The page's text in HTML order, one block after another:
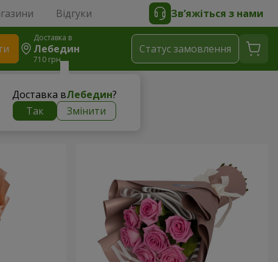
Відгуки Зв’яжіться з нами
Доставка в
Лебедин
710 грн
Доставка вЛебедин?
Так
Змінити
Статус замовлення